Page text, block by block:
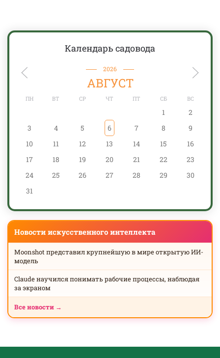
Календарь садовода
2026
АВГУСТ
ПН ВТ СР ЧТ ПТ СБ ВС
1
2
3
4 5 6 7 8
9
10
11 12 13 14 15
16
17
18 19 20 21 22
23
24
25 26 27 28 29
30
31
Новости искусственного интеллекта
Moonshot представил крупнейшую в мире открытую ИИ-
модель
Claude научился понимать рабочие процессы, наблюдая
за экраном
Все новости →